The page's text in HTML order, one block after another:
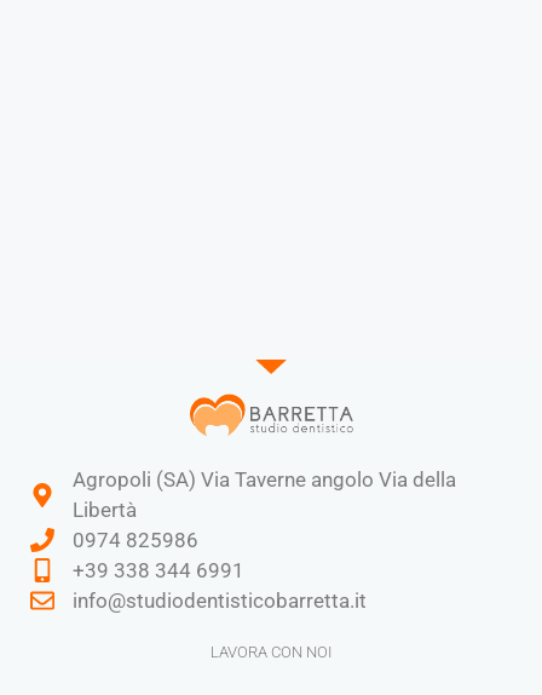
Agropoli (SA) Via Taverne angolo Via della
Libertà
0974 825986
+39 338 344 6991​
info@studiodentisticobarretta.it
LAVORA CON NOI